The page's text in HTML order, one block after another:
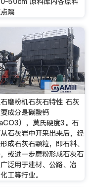
隔
磨粉机石灰石特性 石灰
成分是碳酸钙
），莫氏硬度3。石
石灰岩中开采出来后，经
成石灰石颗粒，即石料、
或进一步磨粉形成石灰石
泛用于建材、公路、冶
工等行业。